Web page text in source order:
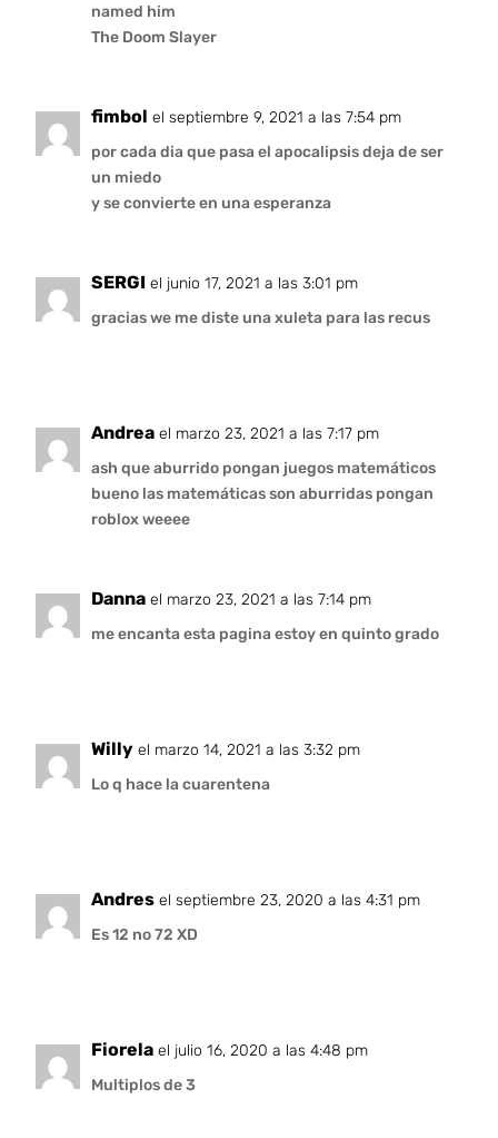
named him
The Doom Slayer
fimbol el septiembre 9, 2021 a las 7:54 pm
por cada dia que pasa el apocalipsis deja de ser
un miedo
y se convierte en una esperanza
SERGI el junio 17, 2021 a las 3:01 pm
gracias we me diste una xuleta para las recus
Andrea el marzo 23, 2021 a las 7:17 pm
ash que aburrido pongan juegos matemáticos
bueno las matemáticas son aburridas pongan
roblox weeee
Danna el marzo 23, 2021 a las 7:14 pm
me encanta esta pagina estoy en quinto grado
Willy el marzo 14, 2021 a las 3:32 pm
Lo q hace la cuarentena
Andres el septiembre 23, 2020 a las 4:31 pm
Es 12 no 72 XD
Fiorela el julio 16, 2020 a las 4:48 pm
Multiplos de 3